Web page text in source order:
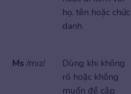
họ, tên hoặc chức
danh.
Ms /mɪz/
Dùng khi không
rõ hoặc không
muốn đề cập